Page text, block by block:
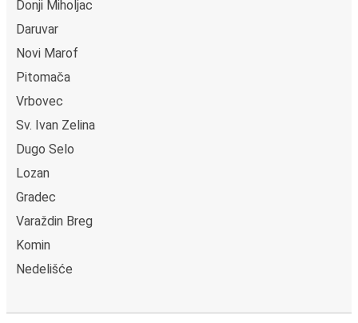
Donji Miholjac
Daruvar
Novi Marof
Pitomača
Vrbovec
Sv. Ivan Zelina
Dugo Selo
Lozan
Gradec
Varaždin Breg
Komin
Nedelišće